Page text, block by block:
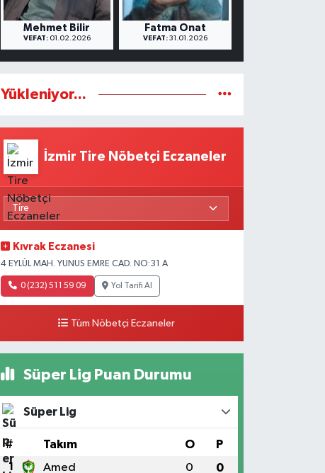
Mehmet Bilir
VEFAT:01.02.2026
Fatma Onat
VEFAT: 31.01.2026
Yükleniyor...
İzmir Tire Nöbetçi Eczaneler
Kıvrak Eczanesi
4 EYLÜL MAH. YUNUS EMRE CAD. NO:31 A
0 (232) 511 59 09 Yol Tarifi Al
Tüm Nöbetçi Eczaneler
Süper Lig Puan Durumu
Süper Lig
# Takım O P
1 Amed 0 0